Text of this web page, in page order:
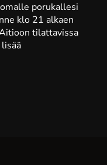
porukallesi
klo 21 alkaen
tilattavissa